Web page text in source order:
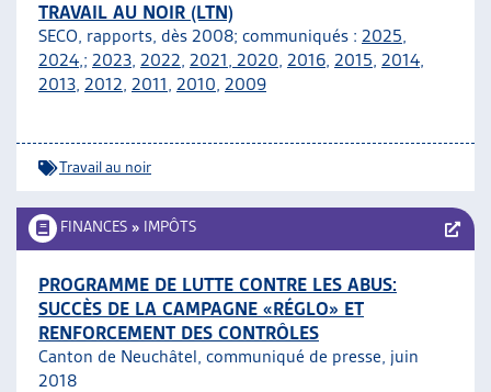
AUTRES
ARTIAS
L’ASSOCIATION
TRAVAIL AU NOIR (LTN)
SECO, rapports, dès 2008; communiqués : 2025,
2024,; 2023, 2022, 2021, 2020, 2016, 2015, 2014,
2013, 2012, 2011, 2010, 2009
Travail au noir
FINANCES » IMPÔTS
PROGRAMME DE LUTTE CONTRE LES ABUS:
SUCCÈS DE LA CAMPAGNE «RÉGLO» ET
RENFORCEMENT DES CONTRÔLES
Canton de Neuchâtel, communiqué de presse, juin
2018